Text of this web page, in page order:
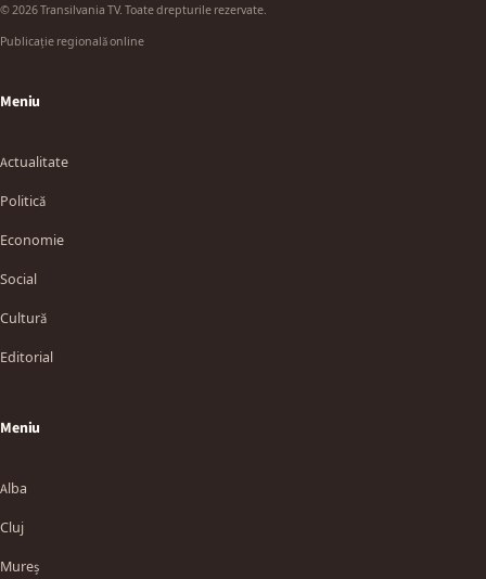
© 2026 Transilvania TV. Toate drepturile rezervate.
Publicație regională online
Meniu
Actualitate
Politică
Economie
Social
Cultură
Editorial
Meniu
Alba
Cluj
Mureș